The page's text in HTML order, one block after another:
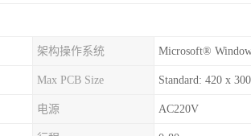
架构操作系统 Microsoft®
Max PCB Size Standard: 420 x
电源 AC220V